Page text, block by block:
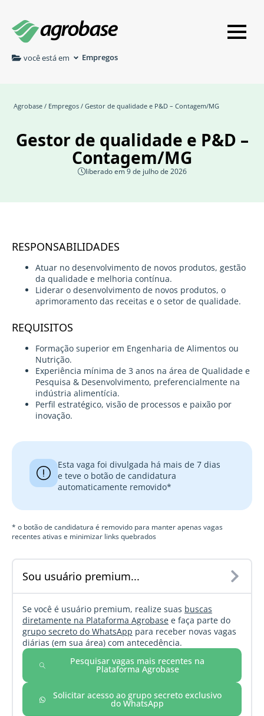
você está em Empregos
Agrobase / Empregos / Gestor de qualidade e P&D – Contagem/MG
Gestor de qualidade e P&D –
Contagem/MG
liberado em 9 de julho de 2026
RESPONSABILIDADES
Atuar no desenvolvimento de novos produtos, gestão
da qualidade e melhoria contínua.
Liderar o desenvolvimento de novos produtos, o
aprimoramento das receitas e o setor de qualidade.
REQUISITOS
Formação superior em Engenharia de Alimentos ou
Nutrição.
Experiência mínima de 3 anos na área de Qualidade e
Pesquisa & Desenvolvimento, preferencialmente na
indústria alimentícia.
Perfil estratégico, visão de processos e paixão por
inovação.
Esta vaga foi divulgada há mais de 7 dias
e teve o botão de candidatura
automaticamente removido*
* o botão de candidatura é removido para manter apenas vagas
recentes ativas e minimizar links quebrados
Sou usuário premium...
Se você é usuário premium, realize suas buscas
diretamente na Plataforma Agrobase e faça parte do
grupo secreto do WhatsApp para receber novas vagas
diárias (em sua área) com antecedência.
Pesquisar vagas mais recentes na
Plataforma Agrobase
Solicitar acesso ao grupo secreto exclusivo
do WhatsApp